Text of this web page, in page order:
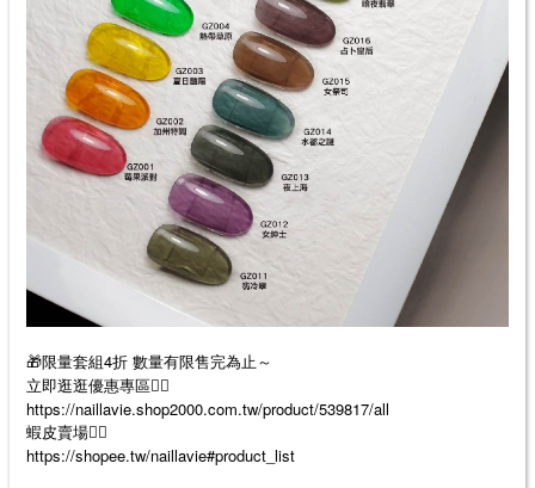
🎁限量套組4折 數量有限售完為止～
立即逛逛優惠專區👉🏻
https://naillavie.shop2000.com.tw/product/539817/all
蝦皮賣場👉🏻
https://shopee.tw/naillavie#product_list